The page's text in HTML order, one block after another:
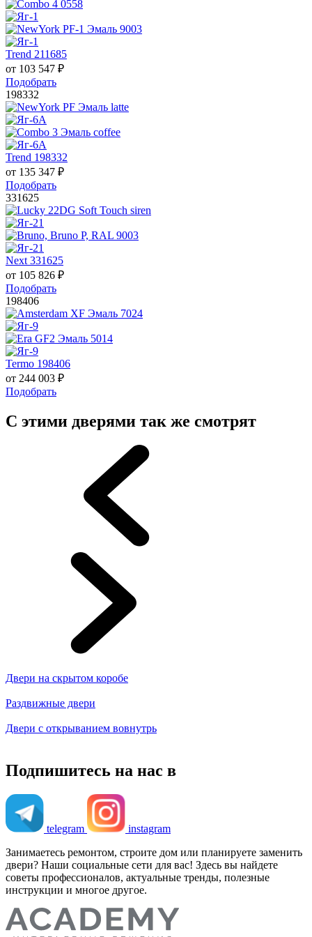
Trend 211685
от 103 547 ₽
Подобрать
198332
Trend 198332
от 135 347 ₽
Подобрать
331625
Next 331625
от 105 826 ₽
Подобрать
198406
Termo 198406
от 244 003 ₽
Подобрать
С этими дверями так же смотрят
Двери на скрытом коробе
Раздвижные двери
Двери с открыванием вовнутрь
Подпишитесь на нас в
telegram
instagram
Занимаетесь ремонтом, строите дом или планируете заменить
двери? Наши социальные сети для вас! Здесь вы найдете
советы профессионалов, актуальные тренды, полезные
инструкции и многое другое.